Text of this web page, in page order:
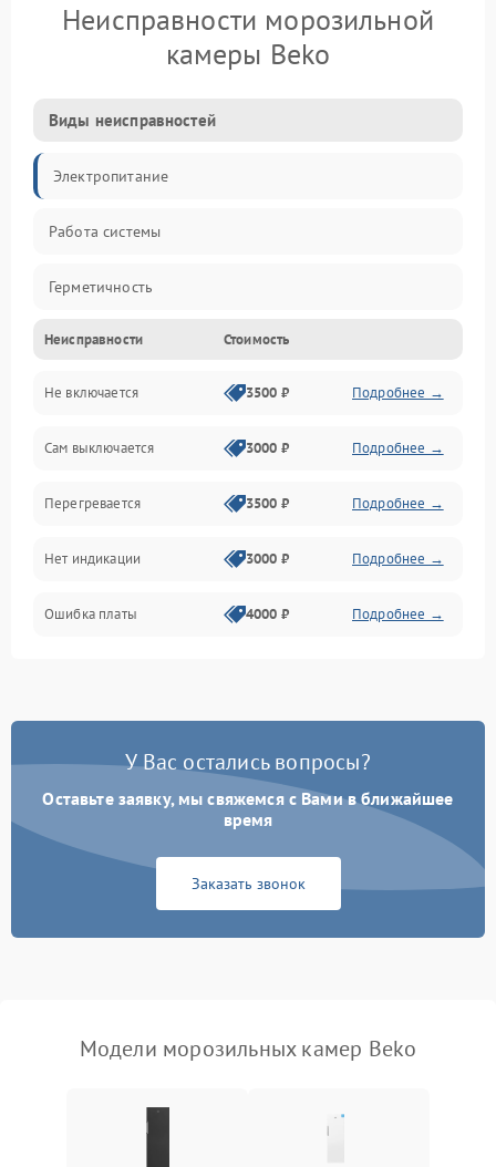
Неисправности морозильной
камеры Beko
Виды неисправностей
Электропитание
Работа системы
Герметичность
Механика
Неисправности Стоимость
Не включается 3500 ₽ Подробнее →
Сам выключается 3000 ₽ Подробнее →
Перегревается 3500 ₽ Подробнее →
Нет индикации 3000 ₽ Подробнее →
Ошибка платы 4000 ₽ Подробнее →
У Вас остались вопросы?
Оставьте заявку, мы свяжемся с Вами в ближайшее
время
Заказать звонок
Модели морозильных камер Beko